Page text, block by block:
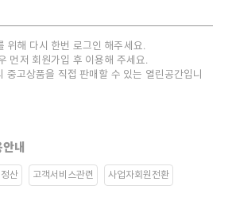
위해 다시 한번 로그인 해주세요.
먼저 회원가입 후 이용해 주세요.
중고상품을 직접 판매할 수 있는 열린공간입니
내
정산 고객서비스관련 사업자회원전환